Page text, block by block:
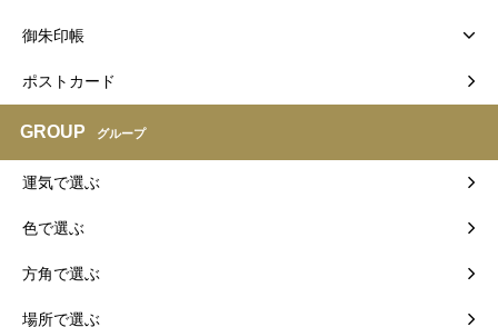
御朱印帳
ポストカード
GROUP グループ
運気で選ぶ
色で選ぶ
方角で選ぶ
場所で選ぶ